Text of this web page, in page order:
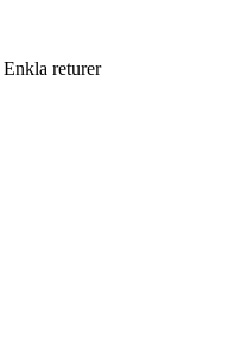
Enkla returer